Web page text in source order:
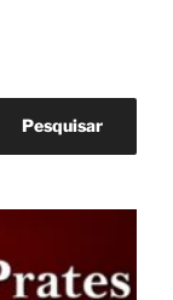
Pesquisar